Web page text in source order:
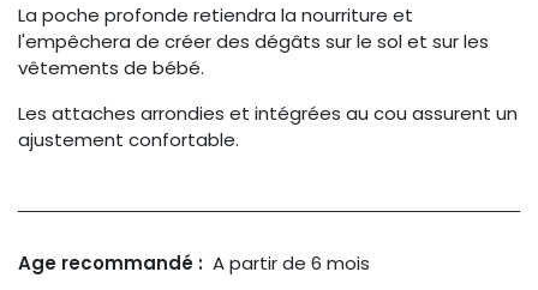
La poche profonde retiendra la nourriture et
l'empêchera de créer des dégâts sur le sol et sur les
vêtements de bébé.
Les attaches arrondies et intégrées au cou assurent un
ajustement confortable.
Age recommandé : A partir de 6 mois